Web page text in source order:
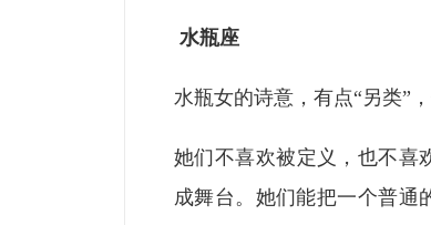
水瓶座
水瓶女的诗意，有点“另类”，
她们不喜欢被定义，也不喜
成舞台。她们能把一个普通